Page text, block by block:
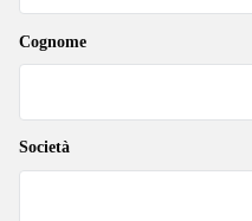
Cognome
Società